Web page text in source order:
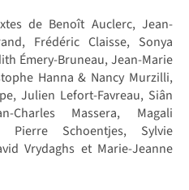
de Benoît Auclerc, Jean-
Frédéric Claisse, Sonya
Émery-Bruneau, Jean-Marie
Hanna & Nancy Murzilli,
Julien Lefort-Favreau, Siân
Charles Massera, Magali
Pierre Schoentjes, Sylvie
Vrydaghs et Marie-Jeanne